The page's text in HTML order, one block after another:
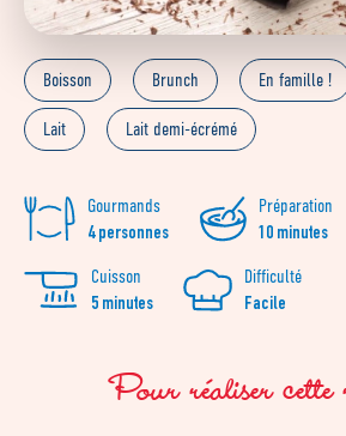
Boisson Brunch En famille !
Lait Lait demi-écrémé
Gourmands
4 personnes
Préparation
10 minutes
Cuisson
5 minutes
Difficulté
Facile
Pour réaliser cette